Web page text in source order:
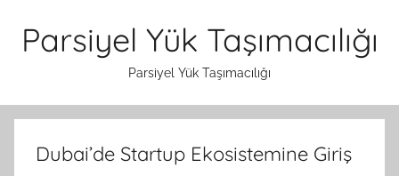
Parsiyel Yük Taşımacılığı
Parsiyel Yük Taşımacılığı
Dubai’de Startup Ekosistemine Giriş